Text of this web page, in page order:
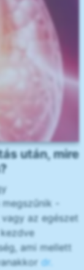
után, mire
-
az egészet
ami mellett
dr.